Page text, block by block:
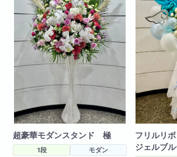
すので直接当店までお問い合わ
せ下さい!
※写真はイメージです
仕入れ状況により花材は変動い
たしますので
何卒ご了承ください。
すので直接
せ下さい!
※写真はイ
仕入れ状況
たしますの
何卒ご了承
超豪華モダンスタンド 極
1段 モダン
フリルリ
ジェルブ